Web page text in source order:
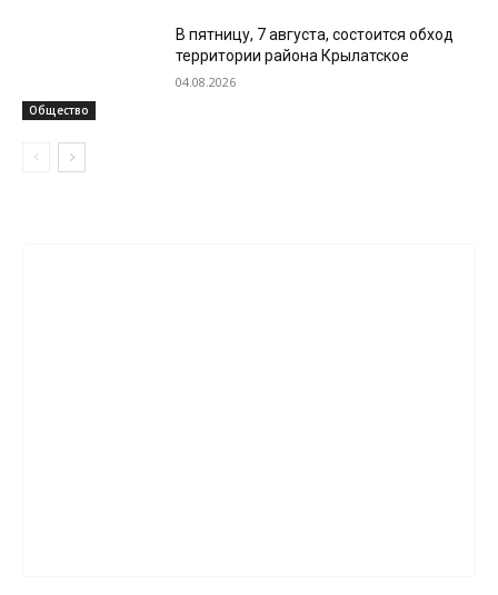
Общество
В пятницу, 7 августа, состоится обход
территории района Крылатское
04.08.2026